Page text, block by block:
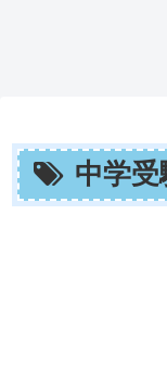
中学